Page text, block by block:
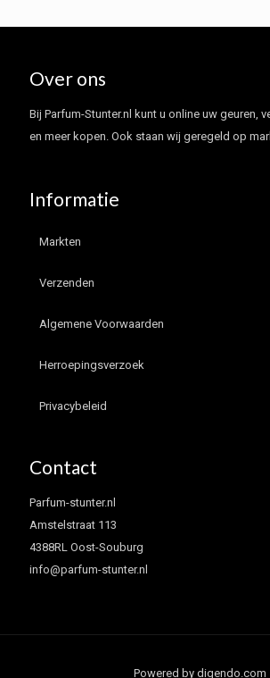
Over ons
Bij Parfum-Stunter.nl kunt u online uw geuren,
en meer kopen. Ook staan wij geregeld op
Informatie
Markten
Verzenden
Algemene Voorwaarden
Herroepingsverzoek
Privacybeleid
Contact
Parfum-stunter.nl
Amstelstraat 113
4388RL Oost-Souburg
info@parfum-stunter.nl
Powered by digendo.com